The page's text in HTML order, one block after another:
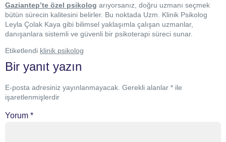
Gaziantep’te özel psikolog arıyorsanız, doğru uzmanı seçmek
bütün sürecin kalitesini belirler. Bu noktada Uzm. Klinik Psikolog
Leyla Çolak Kaya gibi bilimsel yaklaşımla çalışan uzmanlar,
danışanlara sistemli ve güvenli bir psikoterapi süreci sunar.
Etiketlendi klinik psikolog
Bir yanıt yazın
E-posta adresiniz yayınlanmayacak. Gerekli alanlar * ile
işaretlenmişlerdir
Yorum *